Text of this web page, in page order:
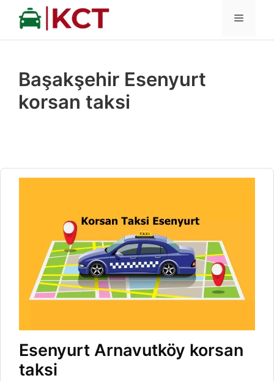
İçeriğe
MENÜ
Başakşehir Esenyurt
korsan taksi
Esenyurt Arnavutköy korsan
taksi